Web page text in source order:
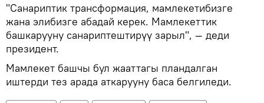
"Санариптик трансформация, мамлекетибизге
жана элибизге абадай керек. Мамлекеттик
башкарууну санариптештирүү зарыл", — деди
президент.
Мамлекет башчы бул жааттагы пландалган
иштерди тез арада аткарууну баса белгиледи.